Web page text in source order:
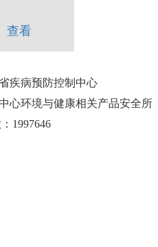
查看
疾病预防控制中心
心环境与健康相关产品安全所
1997646